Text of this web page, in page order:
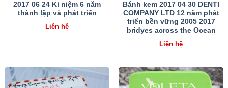
2017 06 24 Kỉ niệm 6 năm
thành lập và phát triển
Liên hệ
Bánh kem 2017 04 30 DENTI
COMPANY LTD 12 năm phát
triển bền vững 2005 2017
bridyes across the Ocean
Liên hệ